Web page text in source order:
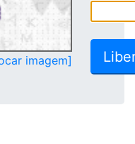
imagem]